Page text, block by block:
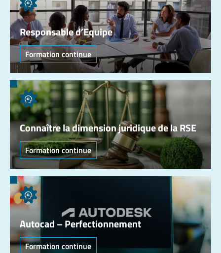
Responsable d’Equipe
Formation continue
Connaître la dimension juridique de la RSE
Formation continue
Autocad – Perfectionnement
Formation continue